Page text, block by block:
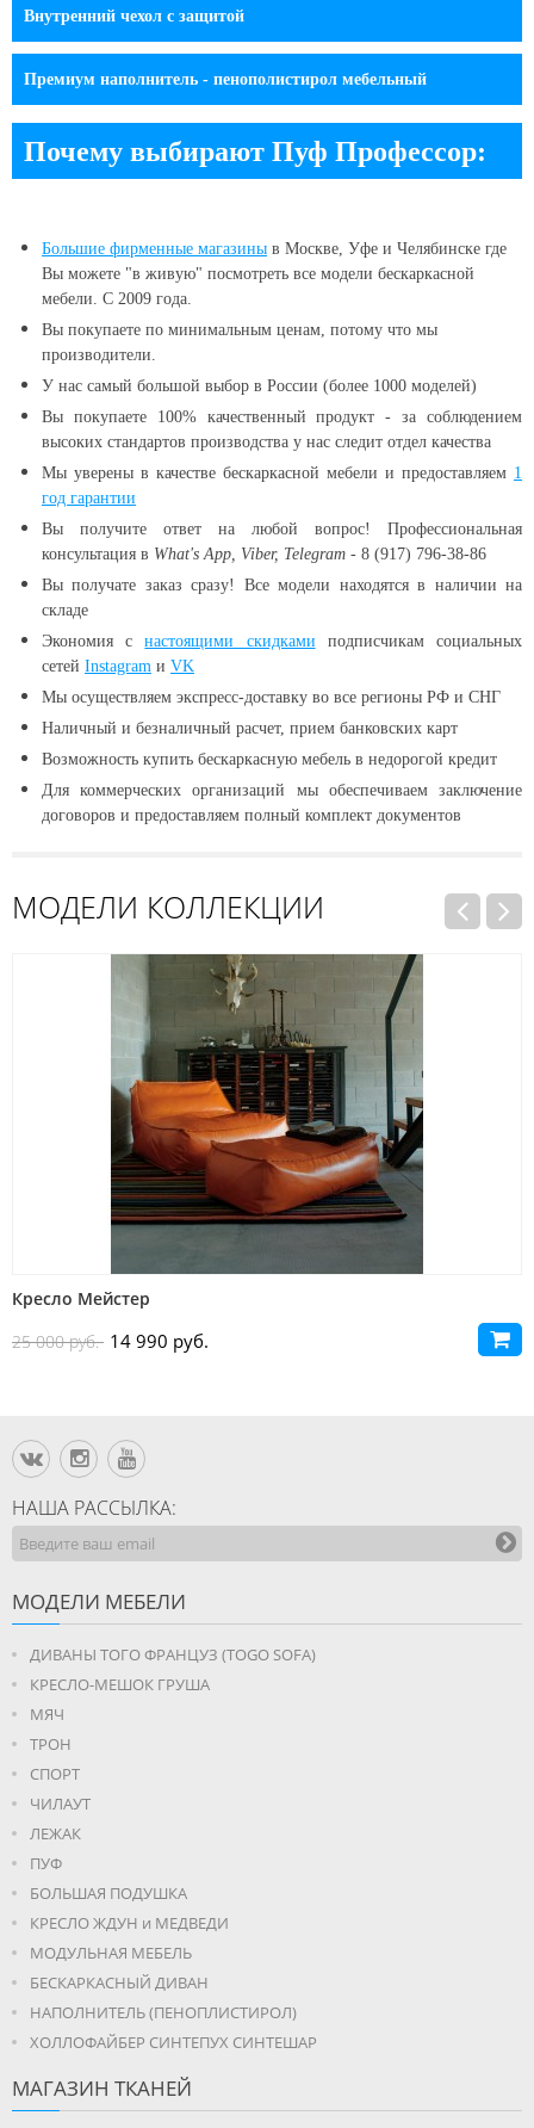
Внутренний чехол c защитой
Премиум наполнитель - пенополистирол мебельный
Почему выбирают Пуф Профессор:
Большие фирменные магазины в Москве, Уфе и Челябинске где
Вы можете "в живую" посмотреть все модели бескаркасной
мебели. С 2009 года.
Вы покупаете по минимальным ценам, потому что мы
производители.
У нас самый большой выбор в России (более 1000 моделей)
Вы покупаете 100% качественный продукт - за соблюдением
высоких стандартов производства у нас следит отдел качества
Мы уверены в качестве бескаркасной мебели и предоставляем 1
год гарантии
Вы получите ответ на любой вопрос! Профессиональная
консультация в What's App, Viber, Telegram - 8 (917) 796-38-86
Вы получате заказ сразу! Все модели находятся в наличии на
складе
Экономия снастоящими скидками подписчикам социальных
сетей Instagram и VK
Мы осуществляем экспресс-доставку во все регионы РФ и СНГ
Наличный и безналичный расчет, прием банковских карт
Возможность купить бескаркасную мебель в недорогой кредит
Для коммерческих организаций мы обеспечиваем заключение
договоров и предоставляем полный комплект документов
МОДЕЛИ КОЛЛЕКЦИИ
Кресло Мейстер
25 000 руб. 14 990 руб.
НАША РАССЫЛКА:
МОДЕЛИ МЕБЕЛИ
ДИВАНЫ ТОГО ФРАНЦУЗ (TOGO SOFA)
КРЕСЛО-МЕШОК ГРУША
МЯЧ
ТРОН
СПОРТ
ЧИЛАУТ
ЛЕЖАК
ПУФ
БОЛЬШАЯ ПОДУШКА
КРЕСЛО ЖДУН и МЕДВЕДИ
МОДУЛЬНАЯ МЕБЕЛЬ
БЕСКАРКАСНЫЙ ДИВАН
НАПОЛНИТЕЛЬ (ПЕНОПЛИСТИРОЛ)
ХОЛЛОФАЙБЕР СИНТЕПУХ СИНТЕШАР
МАГАЗИН ТКАНЕЙ